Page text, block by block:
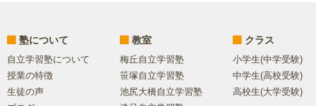
塾について
自立学習塾について
授業の特徴
生徒の声
教室
梅丘自立学習塾
笹塚自立学習塾
池尻大橋自立学習塾
クラス
小学生(中学受験)
中学生(高校受験)
高校生(大学受験)